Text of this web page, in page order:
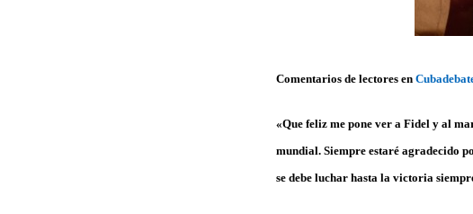
Comentarios de lectores en
«Que feliz me pone ver a Fidel y al
mundial. Siempre estaré agradecido
se debe luchar hasta la victoria